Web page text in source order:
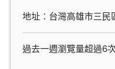
地址：台灣高雄市三
過去一週瀏覽量超過6